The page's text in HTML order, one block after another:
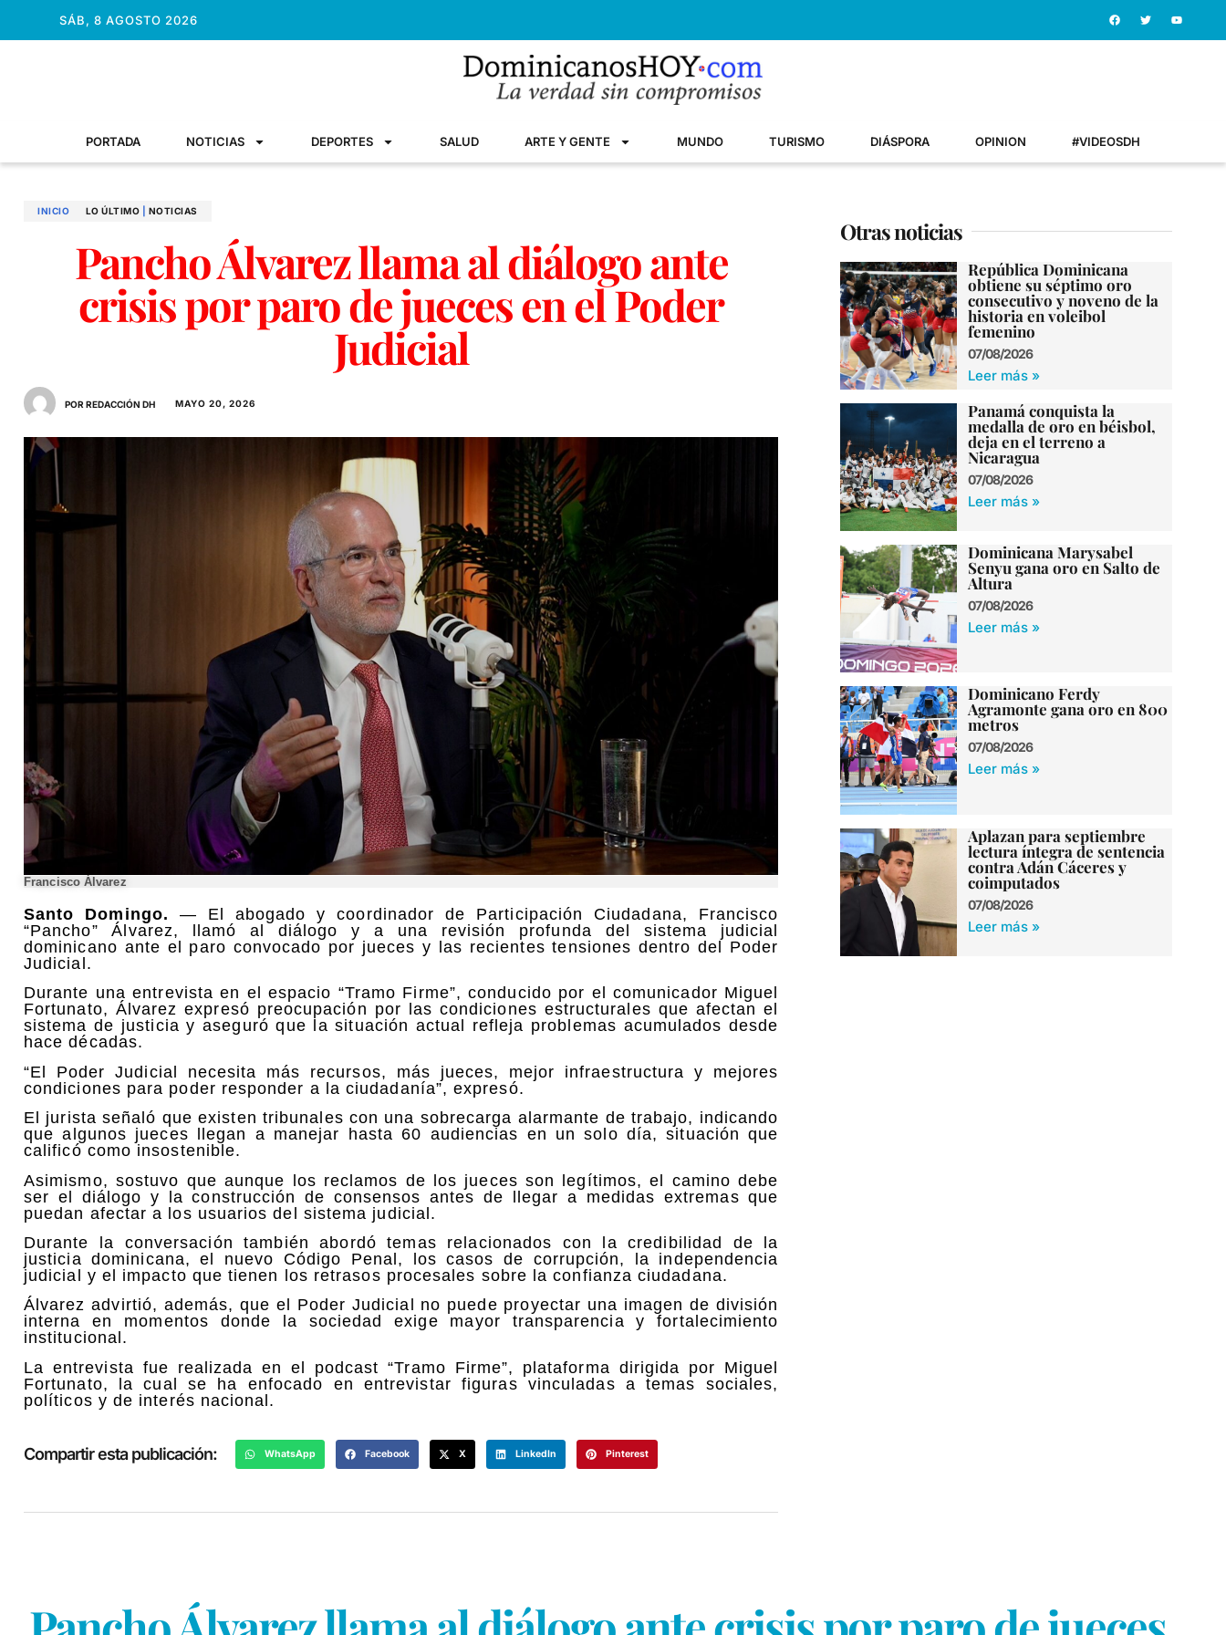
SÁB, 8 AGOSTO 2026
PORTADA NOTICIAS DEPORTES SALUD ARTE Y GENTE MUNDO TURISMO DIÁSPORA OPINION #VIDEOSDH
INICIO LO ÚLTIMO NOTICIAS
Pancho Álvarez llama al diálogo ante
crisis por paro de jueces en el Poder
Judicial
POR REDACCIÓN DH MAYO 20, 2026
Francisco Álvarez
Santo Domingo. — El abogado y coordinador de Participación Ciudadana, Francisco
“Pancho” Álvarez, llamó al diálogo y a una revisión profunda del sistema judicial
dominicano ante el paro convocado por jueces y las recientes tensiones dentro del Poder
Judicial.
Durante una entrevista en el espacio “Tramo Firme”, conducido por el comunicador Miguel
Fortunato, Álvarez expresó preocupación por las condiciones estructurales que afectan el
sistema de justicia y aseguró que la situación actual refleja problemas acumulados desde
hace décadas.
“El Poder Judicial necesita más recursos, más jueces, mejor infraestructura y mejores
condiciones para poder responder a la ciudadanía”, expresó.
El jurista señaló que existen tribunales con una sobrecarga alarmante de trabajo, indicando
que algunos jueces llegan a manejar hasta 60 audiencias en un solo día, situación que
calificó como insostenible.
Asimismo, sostuvo que aunque los reclamos de los jueces son legítimos, el camino debe
ser el diálogo y la construcción de consensos antes de llegar a medidas extremas que
puedan afectar a los usuarios del sistema judicial.
Durante la conversación también abordó temas relacionados con la credibilidad de la
justicia dominicana, el nuevo Código Penal, los casos de corrupción, la independencia
judicial y el impacto que tienen los retrasos procesales sobre la confianza ciudadana.
Álvarez advirtió, además, que el Poder Judicial no puede proyectar una imagen de división
interna en momentos donde la sociedad exige mayor transparencia y fortalecimiento
institucional.
La entrevista fue realizada en el podcast “Tramo Firme”, plataforma dirigida por Miguel
Fortunato, la cual se ha enfocado en entrevistar figuras vinculadas a temas sociales,
políticos y de interés nacional.
Compartir esta publicación: WhatsApp Facebook X LinkedIn Pinterest
Otras noticias
República Dominicana
obtiene su séptimo oro
consecutivo y noveno de la
historia en voleibol
femenino
07/08/2026
Leer más »
Panamá conquista la
medalla de oro en béisbol,
deja en el terreno a
Nicaragua
07/08/2026
Leer más »
Dominicana Marysabel
Senyu gana oro en Salto de
Altura
07/08/2026
Leer más »
Dominicano Ferdy
Agramonte gana oro en 800
metros
07/08/2026
Leer más »
Aplazan para septiembre
lectura íntegra de sentencia
contra Adán Cáceres y
coimputados
07/08/2026
Leer más »